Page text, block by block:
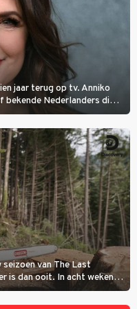
jaar terug op tv. Anniko
bekende Nederlanders die
categorieën. De beste
van The Last
is dan ooit. In acht weken
te vergaren om de
verzekeren.